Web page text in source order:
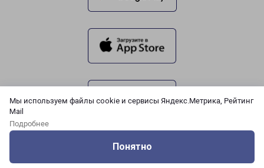
Мы используем файлы cookie и сервисы Яндекс.Метрика, Рейтинг
Mail
Подробнее
Понятно